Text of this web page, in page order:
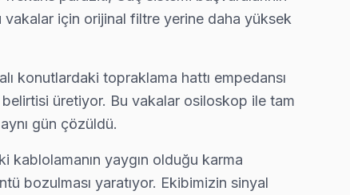
için orijinal filtre yerine daha yüksek
konutlardaki topraklama hattı empedansı
üretiyor. Bu vakalar osiloskop ile tam
gün çözüldü.
kablolamanın yaygın olduğu karma
bozulması yaratıyor. Ekibimizin sinyal